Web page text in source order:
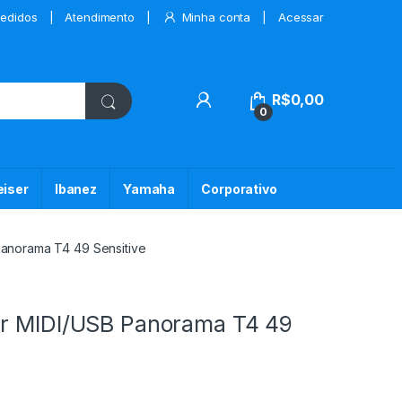
Atendimento Minha conta Acessar
My Account
0
R$0,00
Ibanez Yamaha Corporativo
T4 49 Sensitive
MIDI/USB Panorama T4 49